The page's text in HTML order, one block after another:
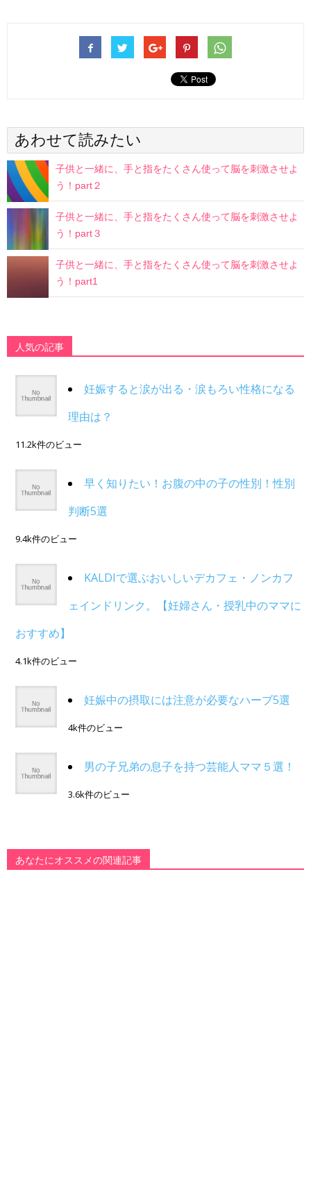
あわせて読みたい
子供と一緒に、手と指をたくさん使って脳を刺激させよ
う！part２
子供と一緒に、手と指をたくさん使って脳を刺激させよ
う！part３
子供と一緒に、手と指をたくさん使って脳を刺激させよ
う！part1
人気の記事
妊娠すると涙が出る・涙もろい性格になる
理由は？
11.2k件のビュー
早く知りたい！お腹の中の子の性別！性別
判断5選
9.4k件のビュー
KALDIで選ぶおいしいデカフェ・ノンカフ
ェインドリンク。【妊婦さん・授乳中のママに
おすすめ】
4.1k件のビュー
妊娠中の摂取には注意が必要なハーブ5選
4k件のビュー
男の子兄弟の息子を持つ芸能人ママ５選！
3.6k件のビュー
あなたにオススメの関連記事